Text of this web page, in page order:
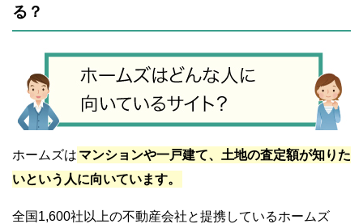
る？
ホームズは マンションや一戸建て、土地の査定額が知りた
いという人に向いています。
全国1,600社以上の不動産会社と提携しているホームズ